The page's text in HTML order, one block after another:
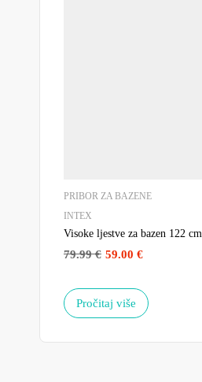
PRIBOR ZA BAZENE
INTEX
Visoke ljestve za bazen 122 cm
79.99€ 59.00 €
Pročitaj više